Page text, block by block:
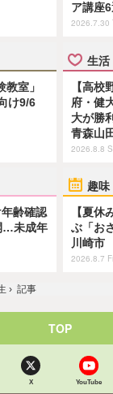
ア講座
2026.7.30
室」
け9/6
生活
【高校
府・健
大が勝
青森山
2026.8.8
齢確認
…未成年
趣味
【夏休
ぶ「お
川崎市
2026.8.7
› 記事
TOP
X YouTube